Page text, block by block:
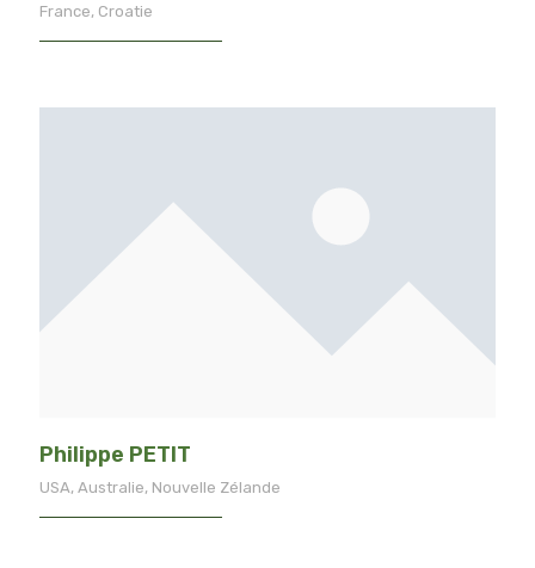
France, Croatie
Philippe PETIT
USA, Australie, Nouvelle Zélande